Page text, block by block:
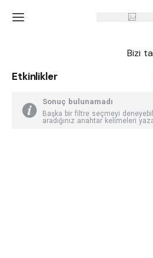
'
Bizi
Etkinlikler
Sonuç bulunamadı
Başka bir filtre seçmeyi
aradığınız anahtar kelimeleri